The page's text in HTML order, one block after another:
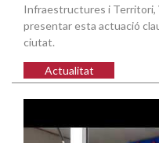
Infraestructures i Territori,
presentar esta actuació
ciutat.
Actualitat